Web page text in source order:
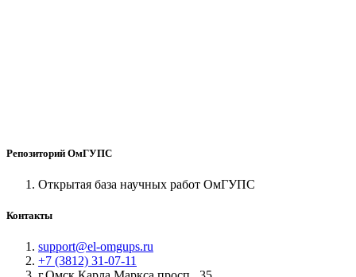
Репозиторий ОмГУПС
Открытая база научных работ ОмГУПС
Контакты
support@el-omgups.ru
+7 (3812) 31-07-11